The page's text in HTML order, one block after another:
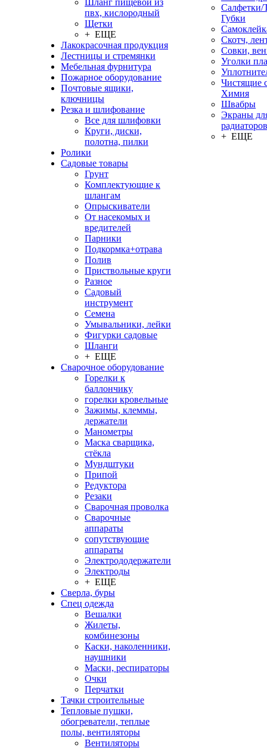
Шланг пищевой из
пвх, кислородный
Щетки
+ ЕЩЕ
Лакокрасочная продукция
Лестницы и стремянки
Мебельная фурнитура
Пожарное оборудование
Почтовые ящики,
ключницы
Резка и шлифование
Все для шлифовки
Круги, диски,
полотна, пилки
Ролики
Садовые товары
Грунт
Комплектующие к
шлангам
Опрыскиватели
От насекомых и
вредителей
Парники
Подкормка+отрава
Полив
Приствольные круги
Разное
Садовый
инструмент
Семена
Умывальники, лейки
Фигурки садовые
Шланги
+ ЕЩЕ
Сварочное оборудование
Горелки к
баллончику
горелки кровельные
Зажимы, клеммы,
держатели
Манометры
Маска сварщика,
стёкла
Мундштуки
Припой
Редуктора
Резаки
Сварочная проволка
Сварочные
аппараты
сопутствующие
аппараты
Электрододержатели
Электроды
+ ЕЩЕ
Сверла, буры
Спец одежда
Вешалки
Жилеты,
комбинезоны
Каски, наколенники,
наушники
Маски, респираторы
Очки
Перчатки
Тачки строительные
Тепловые пушки,
обогреватели, теплые
полы, вентиляторы
Вентиляторы
Салфетки/
Губки
Скотч,
Совки,
Уголки
Чистящие
Химия
Швабры
Экраны
радиаторов
+ ЕЩЕ